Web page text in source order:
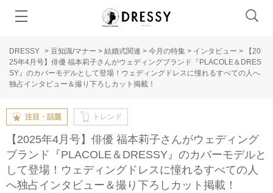
DRESSY > 豆知識/マナー > 結婚式関連 > 今月の特集 > インタビュー >
【20
25年4月号】俳優 福本莉子さんがウェディングブランド『PLACOLE＆DRES
SY』のカバーモデルとして登場！ウェディングドレスに憧れるすべての人へ
独占インタビュー＆撮り下ろしカット掲載！
注目・話題 トレンド
【2025年4月号】俳優 福本莉子さんがウェディング
ブランド『PLACOLE＆DRESSY』のカバーモデルと
して登場！ウェディングドレスに憧れるすべての人
へ独占インタビュー＆撮り下ろしカット掲載！